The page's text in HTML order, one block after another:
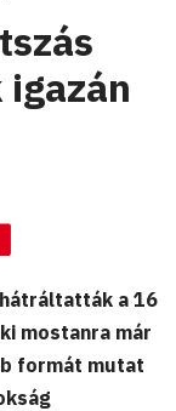
a 16
mostanra már
formát mutat